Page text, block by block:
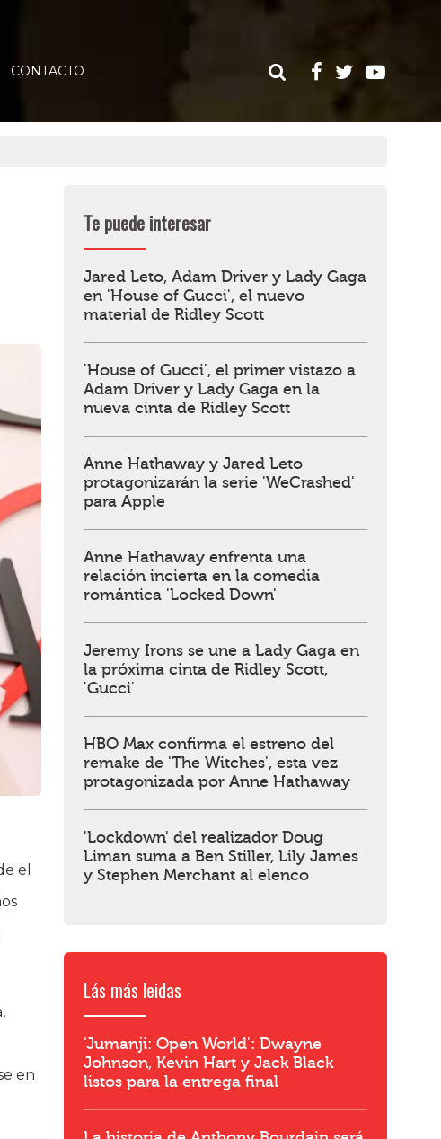
CONTACTO
el
en
Te puede interesar
Jared Leto, Adam Driver y Lady Gaga
en 'House of Gucci', el nuevo
material de Ridley Scott
'House of Gucci', el primer vistazo a
Adam Driver y Lady Gaga en la
nueva cinta de Ridley Scott
Anne Hathaway y Jared Leto
protagonizarán la serie 'WeCrashed'
para Apple
Anne Hathaway enfrenta una
relación incierta en la comedia
romántica 'Locked Down'
Jeremy Irons se une a Lady Gaga en
la próxima cinta de Ridley Scott,
'Gucci'
HBO Max confirma el estreno del
remake de 'The Witches', esta vez
protagonizada por Anne Hathaway
'Lockdown' del realizador Doug
Liman suma a Ben Stiller, Lily James
y Stephen Merchant al elenco
Lás más leidas
'Jumanji: Open World': Dwayne
Johnson, Kevin Hart y Jack Black
listos para la entrega final